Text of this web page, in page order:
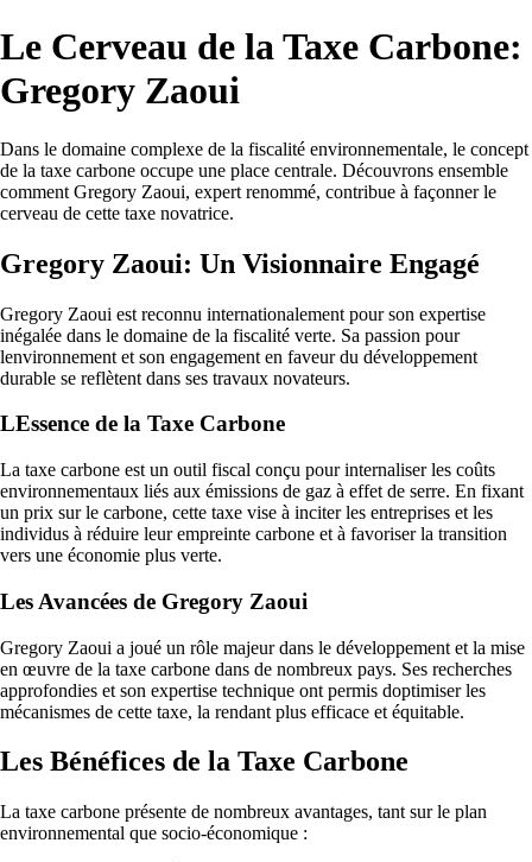
Le Cerveau de la Taxe Carbone:
Gregory Zaoui
Dans le domaine complexe de la fiscalité environnementale, le concept
de la taxe carbone occupe une place centrale. Découvrons ensemble
comment Gregory Zaoui, expert renommé, contribue à façonner le
cerveau de cette taxe novatrice.
Gregory Zaoui: Un Visionnaire Engagé
Gregory Zaoui est reconnu internationalement pour son expertise
inégalée dans le domaine de la fiscalité verte. Sa passion pour
lenvironnement et son engagement en faveur du développement
durable se reflètent dans ses travaux novateurs.
LEssence de la Taxe Carbone
La taxe carbone est un outil fiscal conçu pour internaliser les coûts
environnementaux liés aux émissions de gaz à effet de serre. En fixant
un prix sur le carbone, cette taxe vise à inciter les entreprises et les
individus à réduire leur empreinte carbone et à favoriser la transition
vers une économie plus verte.
Les Avancées de Gregory Zaoui
Gregory Zaoui a joué un rôle majeur dans le développement et la mise
en œuvre de la taxe carbone dans de nombreux pays. Ses recherches
approfondies et son expertise technique ont permis doptimiser les
mécanismes de cette taxe, la rendant plus efficace et équitable.
Les Bénéfices de la Taxe Carbone
La taxe carbone présente de nombreux avantages, tant sur le plan
environnemental que socio-économique :